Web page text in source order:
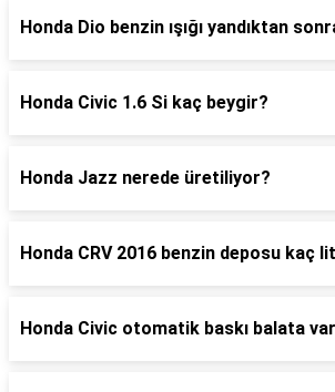
Honda Dio benzin ışığı yandıktan
Honda Civic 1.6 Si kaç beygir?
Honda Jazz nerede üretiliyor?
Honda CRV 2016 benzin deposu kaç
Honda Civic otomatik baskı balata var